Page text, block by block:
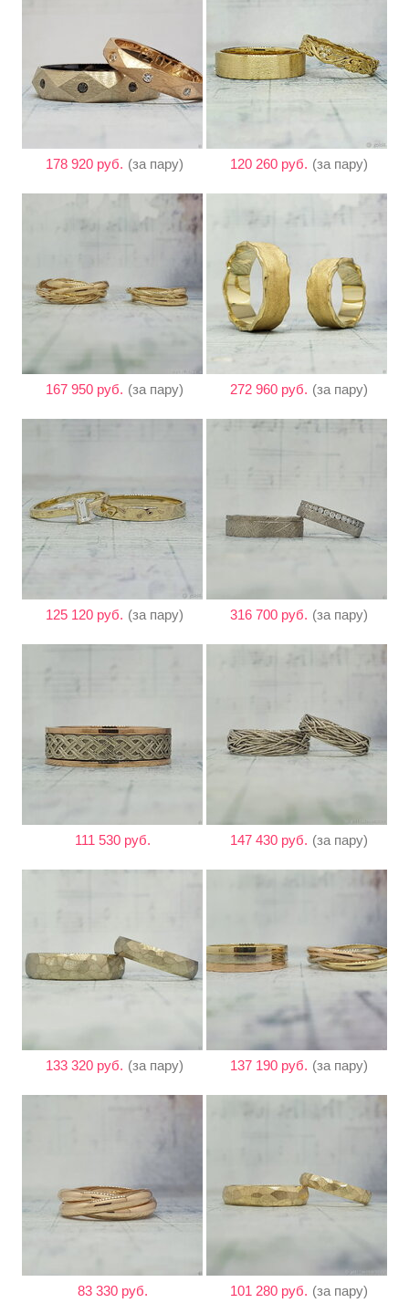
178 920 руб. (за пару) 120 260 руб. (за пару)
167 950 руб. (за пару) 272 960 руб. (за пару)
125 120 руб. (за пару) 316 700 руб. (за пару)
111 530 руб. 147 430 руб. (за пару)
133 320 руб. (за пару) 137 190 руб. (за пару)
83 330 руб. 101 280 руб. (за пару)